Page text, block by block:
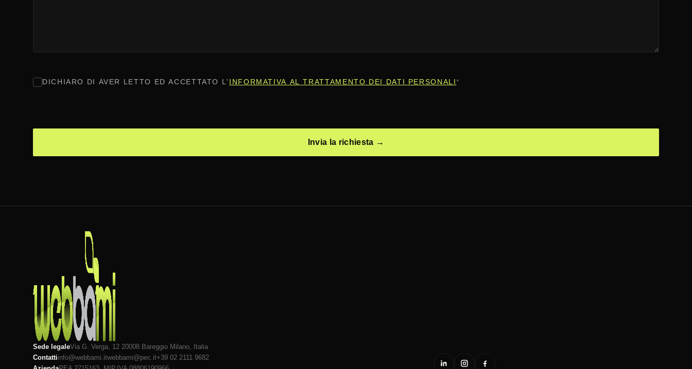
CONSENSO*
DICHIARO DI AVER LETTO ED ACCETTATO L' INFORMATIVA AL TRATTAMENTO DEI DATI PERSONALI*
Sede legaleVia G. Verga, 12 20008 Bareggio Milano , Italia
Contattiinfo@webbami.itwebbami@pec.it+39 02 2111 9682